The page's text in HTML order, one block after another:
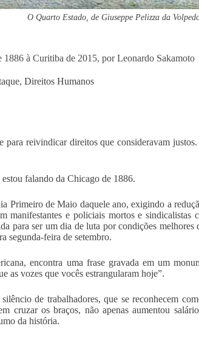
O Quarto Estado, de Giuseppe Pelizza da
à Curitiba de 2015, por Leonardo Sakamoto
, Direitos Humanos
para reivindicar direitos que consideravam
falando da Chicago de 1886.
Primeiro de Maio daquele ano, exigindo a
manifestantes e policiais mortos e sindicalistas
para ser um dia de luta por condições
segunda-feira de setembro.
encontra uma frase gravada em um
as vozes que vocês estrangularam hoje”.
de trabalhadores, que se reconhecem
cruzar os braços, não apenas aumentou
da história.